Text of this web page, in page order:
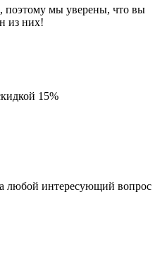
поэтому мы уверены, что вы
из них!
15%
любой интересующий вопрос